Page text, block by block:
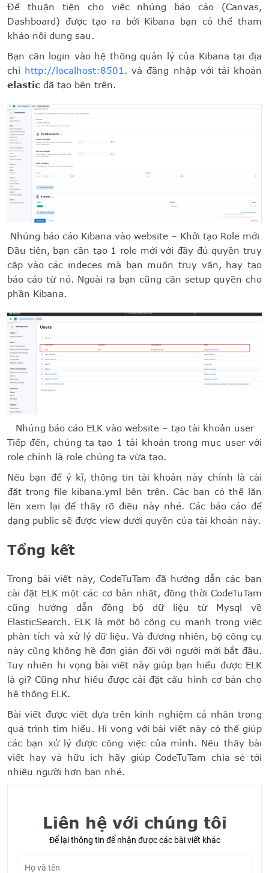
Để thuận tiện cho việc nhúng báo cáo (Canvas,
Dashboard) được tạo ra bởi Kibana bạn có thể tham
khảo nội dung sau.
Bạn cần login vào hệ thống quản lý của Kibana tại địa
chỉ http://localhost:8501 . và đăng nhập với tài khoản
elastic đã tạo bên trên.
Nhúng báo cáo Kibana vào website – Khởi tạo Role mới
Đầu tiên, bạn cần tạo 1 role mới với đầy đủ quyền truy
cập vào các indeces mà bạn muốn truy vấn, hay tạo
báo cáo từ nó. Ngoài ra bạn cũng cần setup quyền cho
phần Kibana.
Nhúng báo cáo ELK vào website – tạo tài khoản user
Tiếp đến, chúng ta tạo 1 tài khoản trong mục user với
role chính là role chúng ta vừa tạo.
Nếu bạn để ý kĩ, thông tin tài khoản này chính là cài
đặt trong file kibana.yml bên trên. Các bạn có thể lăn
lên xem lại để thấy rõ điều này nhé. Các báo cáo để
dạng public sẽ được view dưới quyền của tài khoản này.
Tổng kết
Trong bài viết này, CodeTuTam đã hướng dẫn các bạn
cài đặt ELK một các cơ bản nhất, đồng thời CodeTuTam
cũng hướng dẫn đồng bộ dữ liệu từ Mysql về
ElasticSearch. ELK là một bộ công cụ mạnh trong việc
phân tích và xử lý dữ liệu. Và đương nhiên, bộ công cụ
này cũng không hề đơn giản đối với người mới bắt đầu.
Tuy nhiên hi vọng bài viết này giúp bạn hiểu được ELK
là gì? Cũng như hiểu được cài đặt cấu hình cơ bản cho
hệ thống ELK.
Bài viết được viết dựa trên kinh nghiệm cá nhân trong
quá trình tìm hiểu. Hi vọng với bài viết này có thể giúp
các bạn xử lý được công việc của mình. Nếu thấy bài
viết hay và hữu ích hãy giúp CodeTuTam chia sẻ tới
nhiều người hơn bạn nhé.
Liên hệ với chúng tôi
Để lại thông tin để nhận được các bài viết khác